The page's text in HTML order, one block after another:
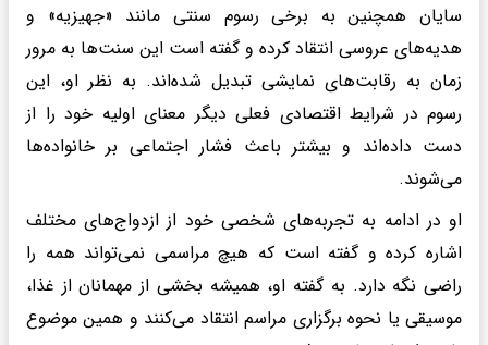
سایان همچنین به برخی رسوم سنتی مانند «جهیزیه» و
هدیه‌های عروسی انتقاد کرده و گفته است این سنت‌ها به مرور
زمان به رقابت‌های نمایشی تبدیل شده‌اند. به نظر او، این
رسوم در شرایط اقتصادی فعلی دیگر معنای اولیه خود را از
دست داده‌اند و بیشتر باعث فشار اجتماعی بر خانواده‌ها
می‌شوند.
او در ادامه به تجربه‌های شخصی خود از ازدواج‌های مختلف
اشاره کرده و گفته است که هیچ مراسمی نمی‌تواند همه را
راضی نگه دارد. به گفته او، همیشه بخشی از مهمانان از غذا،
موسیقی یا نحوه برگزاری مراسم انتقاد می‌کنند و همین موضوع